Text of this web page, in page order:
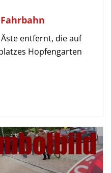
entfernt, die auf
Hopfengarten